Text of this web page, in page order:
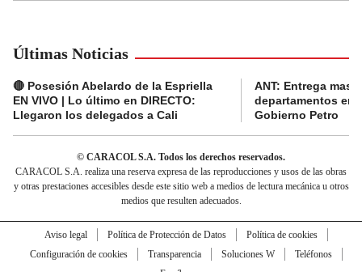
Últimas Noticias
🔴 Posesión Abelardo de la Espriella
EN VIVO | Lo último en DIRECTO:
Llegaron los delegados a Cali
ANT: Entrega
departamentos en
Gobierno Petro
© CARACOL S.A. Todos los derechos reservados.
CARACOL S.A. realiza una reserva expresa de las reproducciones y usos de las obras
y otras prestaciones accesibles desde este sitio web a medios de lectura mecánica u otros
medios que resulten adecuados.
Aviso legal Política de Protección de Datos
Política de cookies
Configuración de cookies
Transparencia Soluciones W
Teléfonos